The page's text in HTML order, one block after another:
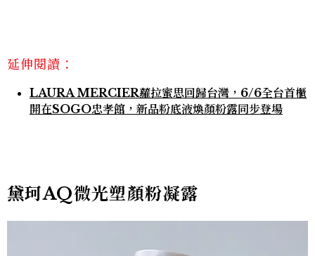
延伸閱讀：
LAURA MERCIER蘿拉蜜思回歸台灣，6/6全台首櫃
開在SOGO忠孝館，新品粉底液煥顏粉露同步登場
黛珂AQ微光塑顏粉凝露